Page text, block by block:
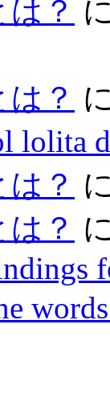
？
？
lolita
？
？